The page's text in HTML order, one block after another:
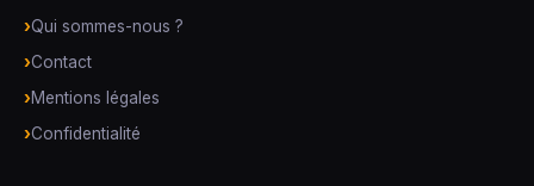
Qui sommes-nous ?
Contact
Mentions légales
Confidentialité